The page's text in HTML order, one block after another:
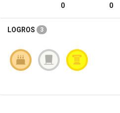
0 0
LOGROS 3